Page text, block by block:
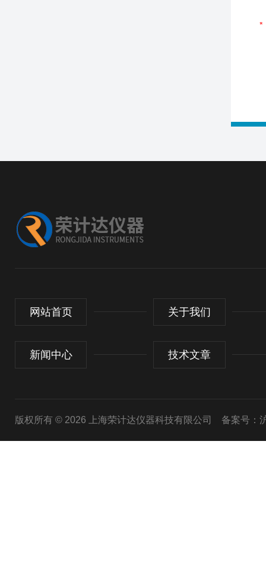
网站首页 关于我们
新闻中心 技术文章
版权所有 © 2026 上海荣计达仪器科技有限公司 备案号：